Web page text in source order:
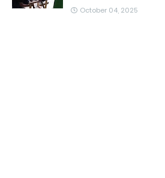
October 04, 2025